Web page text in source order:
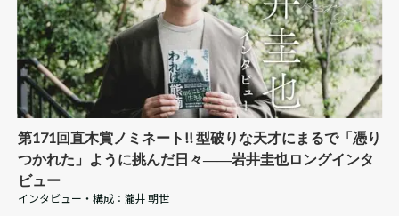
第171回直木賞ノミネート!! 型破りな天才にまるで「憑り
つかれた」ように挑んだ日々――岩井圭也ロングインタ
ビュー
インタビュー・構成： 瀧井 朝世